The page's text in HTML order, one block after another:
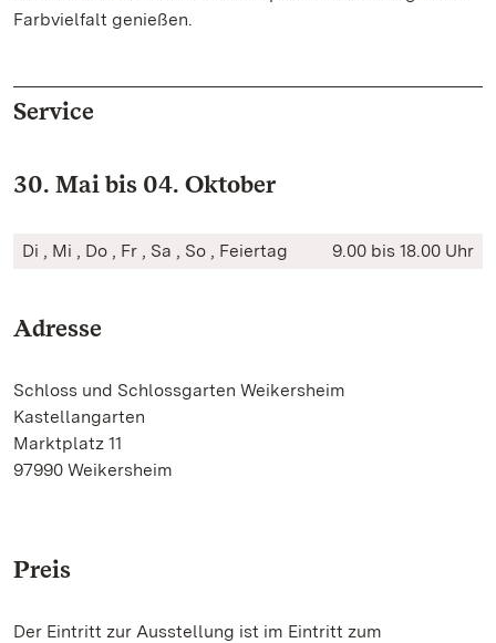
Farbvielfalt genießen.
Service
30. Mai bis 04. Oktober
Di , Mi , Do , Fr , Sa , So , Feiertag 9.00 bis 18.00 Uhr
Adresse
Schloss und Schlossgarten Weikersheim
Kastellangarten
Marktplatz 11
97990 Weikersheim
Preis
Der Eintritt zur Ausstellung ist im Eintritt zum